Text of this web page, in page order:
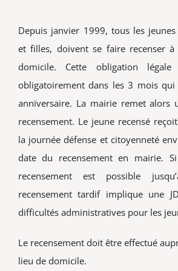
Depuis janvier 1999, tous les jeunes
et filles, doivent se faire recenser
domicile. Cette obligation
obligatoirement dans les 3 mois
anniversaire. La mairie remet alors
recensement. Le jeune recensé
la journée défense et citoyenneté
date du recensement en mairie.
recensement est possible
recensement tardif implique une
difficultés administratives pour les
Le recensement doit être effectué
lieu de domicile.